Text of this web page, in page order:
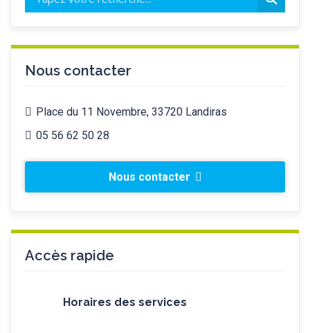
Nous contacter
Place du 11 Novembre, 33720 Landiras
05 56 62 50 28
Nous contacter
Accès rapide
Horaires des services